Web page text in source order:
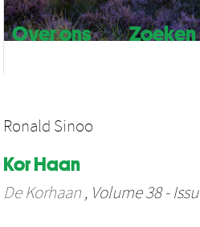
Over ons
Zoeken
Ronald Sinoo
Kor Haan
De Korhaan , Volume 38 -